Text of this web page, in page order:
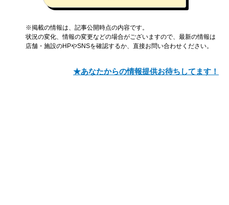
※掲載の情報は、記事公開時点の内容です。
状況の変化、情報の変更などの場合がございますので、最新の情報は
店舗・施設のHPやSNSを確認するか、直接お問い合わせください。
★あなたからの情報提供お待ちしてます！